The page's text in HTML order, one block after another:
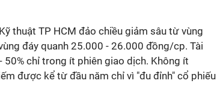
thuật TP HCM đảo chiều giảm sâu từ vùng
đáy quanh 25.000 - 26.000 đồng/cp. Tài
50% chỉ trong ít phiên giao dịch. Không ít
được kể từ đầu năm chỉ vì "đu đỉnh" cổ phiếu